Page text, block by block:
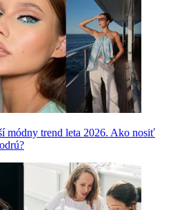
módny trend leta 2026. Ako nosiť